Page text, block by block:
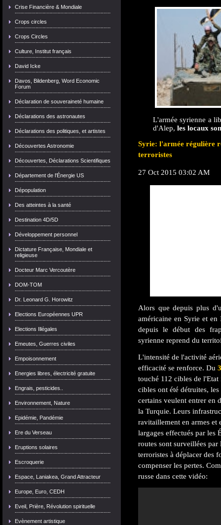
Crise Financière & Mondiale
Crops circles
Crops Circles
Culture, Institut français
David Icke
Davos, Bildenberg, Word Economic
Forum
Déclaration de souveraineté humaine
Déclarations des astronautes
Déclarations des politiques, et artistes
Découvertes Astronomie
Découvertes, Déclarations Scientifiques
Département de l'Énergie US
Dépopulation
Des atteintes à la santé
Destination 4D/5D
Développement personnel
Dictature Française, Mondiale et
religieuse
Docteur Marc Vercoutère
DOM-TOM
Dr. Leonard G. Horowitz
Elections Européennes UPR
Elections Illégales
Emeutes, Guerres civiles
Empoisonnement
Energies libres, électricité gratuite
Engrais, pesticides..
Environnement, Nature
Epidémie, Pandémie
Ere du Verseau
Eruptions solaires
Escroquerie
Espace, Laniakea, Grand Attracteur
Europe, Euro, CEDH
Eveil, Prière, Révolution spirituelle
Evènement artistique
L'armée syrienne a
d'Alep, les locaux
Syrie: l'armée régulière
terroristes
27 Oct 2015 03:02 AM
Alors que depuis plus
américaine en Syrie et
depuis le début des
syrienne reprend du
L'intensité de l'activité
efficacité se renforce. Du
touché 112 cibles de
cibles ont été détruites,
certains veulent entrer en
la Turquie. Leurs
ravitaillement en armes et
largages effectués par les
routes sont surveillées
terroristes à déplacer des
compenser les pertes.
russe dans cette vidéo: